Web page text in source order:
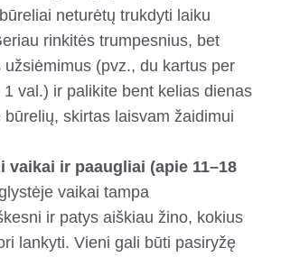
neturėtų trukdyti laiku
rinkitės trumpesnius, bet
užsiėmimus (pvz., du kartus per
val.) ir palikite bent kelias dienas
būrelių, skirtas laisvam žaidimui
vaikai ir paaugliai (apie 11–18
vaikai tampa
ir patys aiškiau žino, kokius
lankyti. Vieni gali būti pasiryžę